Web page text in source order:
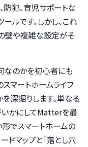
防犯、育児サポートな
ルです。しかし、これ
壁や複雑な設定がそ
なのかを初心者にも
スマートホームライフ
を深掘りします。単なる
かにしてMatterを最
でスマートホームの
ドマップと「落とし穴